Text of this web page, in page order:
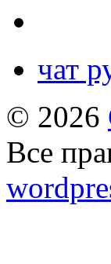
чат
© 2026
Все